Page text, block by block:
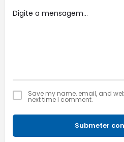
Save my name, email, and
next time I comment.
Submeter